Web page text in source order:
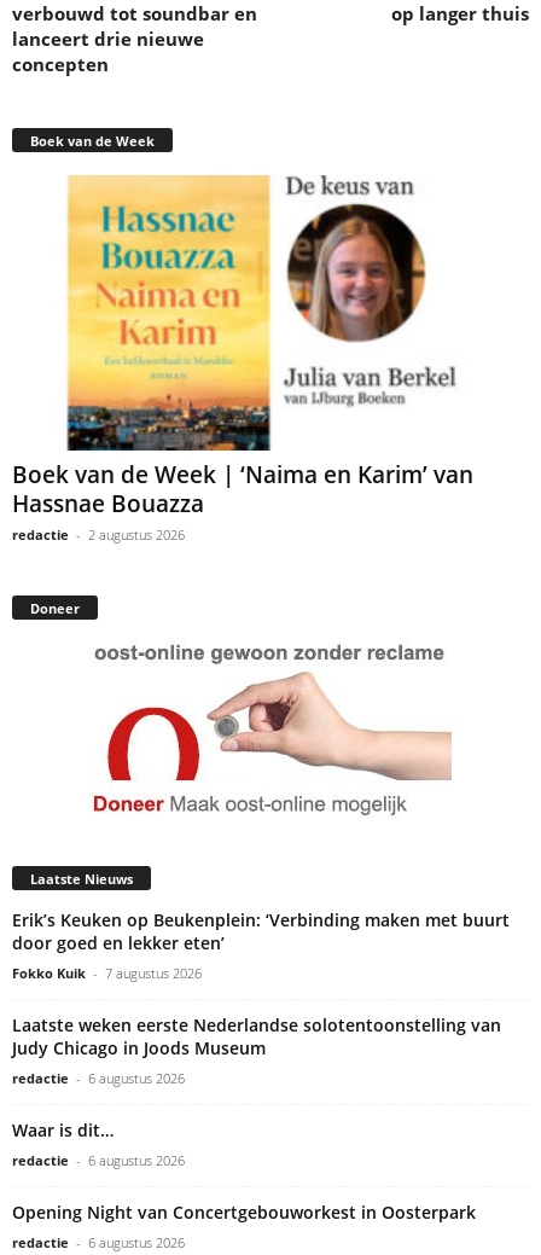
verbouwd tot soundbar en
lanceert drie nieuwe
concepten
op langer thuis
Boek van de Week
Boek van de Week | ‘Naima en Karim’ van
Hassnae Bouazza
redactie - 2 augustus 2026
Doneer
Laatste Nieuws
Erik’s Keuken op Beukenplein: ‘Verbinding maken met buurt
door goed en lekker eten’
Fokko Kuik - 7 augustus 2026
Laatste weken eerste Nederlandse solotentoonstelling van
Judy Chicago in Joods Museum
redactie - 6 augustus 2026
Waar is dit…
redactie - 6 augustus 2026
Opening Night van Concertgebouworkest in Oosterpark
redactie - 6 augustus 2026